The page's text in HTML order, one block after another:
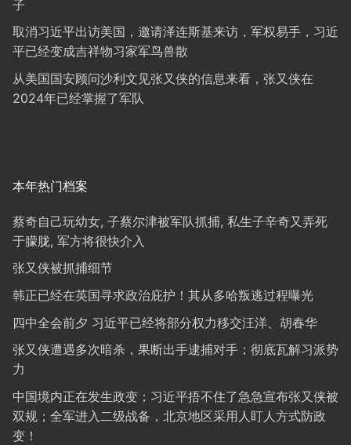
子
取消习近平出访美国，邀请泽连斯基来访，军权易手，习近
平已经变成吉祥物习家军鸟兽散
从美国国安顾问沙利文见张又侠的信息来看，张又侠在
2024年已经掌握了军队
本年热门档案
蔡奇自己玩幼女, 子蔡尔津被军队抓捕, 私生子辛奇又弄死
于朦胧, 军方将很快介入
张又侠被抓捕细节
韩正已经在英国寻求政治庇护！其从多哈叛逃过程曝光
四中全会前夕 习近平已经将部分权力移交汪洋、胡春华
张又侠遭遇多次暗杀，果断出手逮捕对手；彻底瓦解习派势
力
中国境内正在发生政变；习近平捂不住了急急宣布张又侠被
双规；全军进入二级战备，北京地区采用人盯人方式防政
变！